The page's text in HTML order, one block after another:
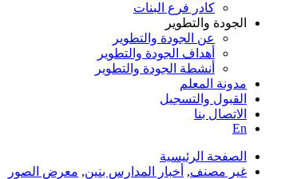
كادر فرع البنات
الجودة والتطوير
عن الجودة والتطوير
أهداف الجودة والتطوير
أنشطة الجودة والتطوير
مدونة المعلم
القبول والتسجيل
الاتصال بنا
En
الصفحة الرئيسية
غير مصنف, أخبار المدارس بنين, معرض الصور